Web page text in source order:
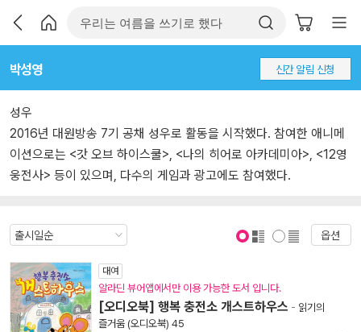
박성영 신간 알림 신청
성우
2016년 대원방송 7기 공채 성우로 활동을 시작했다. 참여한 애니메
이션으로는 <갓 오브 하이스쿨>, <나의 히어로 아카데미아>, <12영
웅전사> 등이 있으며, 다수의 게임과 광고에도 참여했다.
옵션
대여
알라딘 뷰어앱에서만 이용 가능한 도서 입니다.
[오디오북] 행복 충전소 개스트하우스 - 읽기의
즐거움 (오디오북) 45